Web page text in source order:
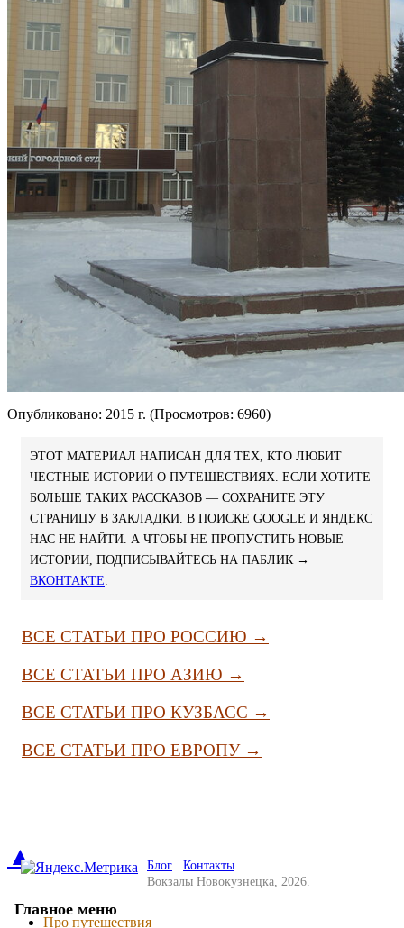
Опубликовано: 2015 г. (Просмотров: 6960)
ЭТОТ МАТЕРИАЛ НАПИСАН ДЛЯ ТЕХ, КТО ЛЮБИТ
ЧЕСТНЫЕ ИСТОРИИ О ПУТЕШЕСТВИЯХ. ЕСЛИ ХОТИТЕ
БОЛЬШЕ ТАКИХ РАССКАЗОВ — СОХРАНИТЕ ЭТУ
СТРАНИЦУ В ЗАКЛАДКИ. В ПОИСКЕ GOOGLE И ЯНДЕКС
НАС НЕ НАЙТИ. А ЧТОБЫ НЕ ПРОПУСТИТЬ НОВЫЕ
ИСТОРИИ, ПОДПИСЫВАЙТЕСЬ НА ПАБЛИК →
ВКОНТАКТЕ.
ВСЕ СТАТЬИ ПРО РОССИЮ →
ВСЕ СТАТЬИ ПРО АЗИЮ →
ВСЕ СТАТЬИ ПРО КУЗБАСС →
ВСЕ СТАТЬИ ПРО ЕВРОПУ →
▲ Блог
Контакты
Вокзалы Новокузнецка, 2026.
Главное меню
Про путешествия